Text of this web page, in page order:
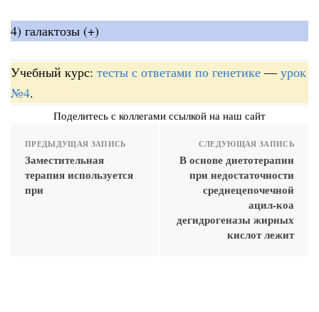
4) галактозы (+)
Учебный курс: тесты с ответами по генетике — урок
№4.
Поделитесь с коллегами ссылкой на наш сайт
ПРЕДЫДУЩАЯ ЗАПИСЬ
Заместительная
терапия используется
при
СЛЕДУЮЩАЯ ЗАПИСЬ
В основе диетотерапии
при недостаточности
среднецепочечной
ацил-коа
дегидрогеназы жирных
кислот лежит